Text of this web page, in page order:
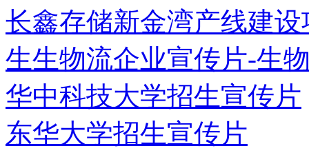
长鑫存储新金湾产线建设
生生物流企业宣传片-生
华中科技大学招生宣传片
东华大学招生宣传片